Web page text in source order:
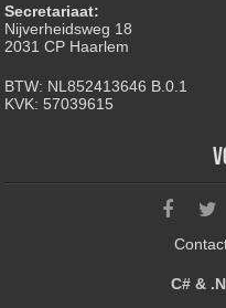
Secretariaat:
Nijverheidsweg 18
2031 CP Haarlem
BTW: NL852413646 B.0.1
KVK: 57039615
C# &